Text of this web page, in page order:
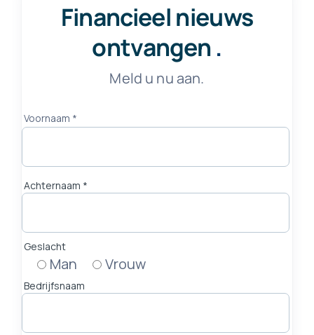
Financieel nieuws
ontvangen .
Meld u nu aan.